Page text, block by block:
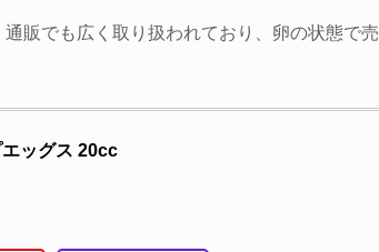
販でも広く取り扱われており、卵の状態で売
ッグス 20cc